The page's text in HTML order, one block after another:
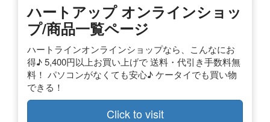
ハートアップ オンラインショッ
プ/商品一覧ページ
ハートラインオンラインショップなら、こんなにお
得♪ 5,400円以上お買い上げで 送料・代引き手数料無
料！ パソコンがなくても安心♪ ケータイでも買い物
できる！
Click to visit